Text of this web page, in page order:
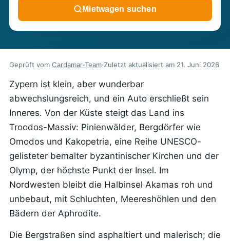
Mietwagen suchen
Geprüft vom Cardamar-Team·Zuletzt aktualisiert am 21. Juni 2026
Zypern ist klein, aber wunderbar
abwechslungsreich, und ein Auto erschließt sein
Inneres. Von der Küste steigt das Land ins
Troodos-Massiv: Pinienwälder, Bergdörfer wie
Omodos und Kakopetria, eine Reihe UNESCO-
gelisteter bemalter byzantinischer Kirchen und der
Olymp, der höchste Punkt der Insel. Im
Nordwesten bleibt die Halbinsel Akamas roh und
unbebaut, mit Schluchten, Meereshöhlen und den
Bädern der Aphrodite.
Die Bergstraßen sind asphaltiert und malerisch; die